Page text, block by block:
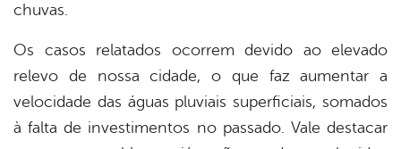
chuvas.
Os casos relatados ocorrem devido ao elevado
relevo de nossa cidade, o que faz aumentar a
velocidade das águas pluviais superficiais, somados
à falta de investimentos no passado. Vale destacar